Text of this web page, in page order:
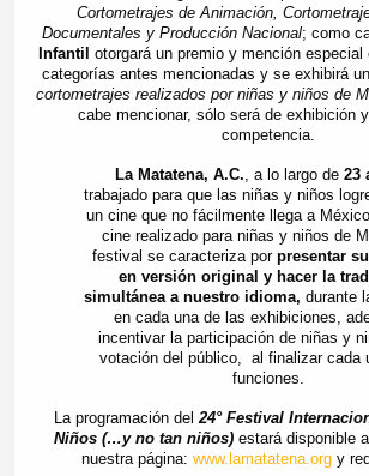
Cortometrajes de Animación,
Documentales y Producción Nacional; como
Infantil otorgará un premio y mención especial
categorías antes mencionadas y se exhibirá
cortometrajes realizados por niñas y niños de
cabe mencionar, sólo será de exhibición
competencia.
La Matatena, A.C. , a lo largo de 23
trabajado para que las niñas y niños
un cine que no fácilmente llega a
cine realizado para niñas y niños de
festival se caracteriza por presentar
en versión original y hacer la
simultánea a nuestro idioma, durante
en cada una de las exhibiciones,
incentivar la participación de niñas y
votación del público, al finalizar cada
funciones.
La programación del 24° Festival
Niños (…y no tan niños)estará disponible
nuestra página: www.lamatatena.org y